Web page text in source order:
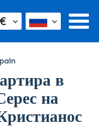
€
в
на